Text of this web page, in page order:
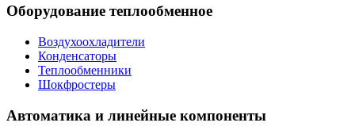
Оборудование теплообменное
Воздухоохладители
Конденсаторы
Теплообменники
Шокфростеры
Автоматика и линейные компоненты